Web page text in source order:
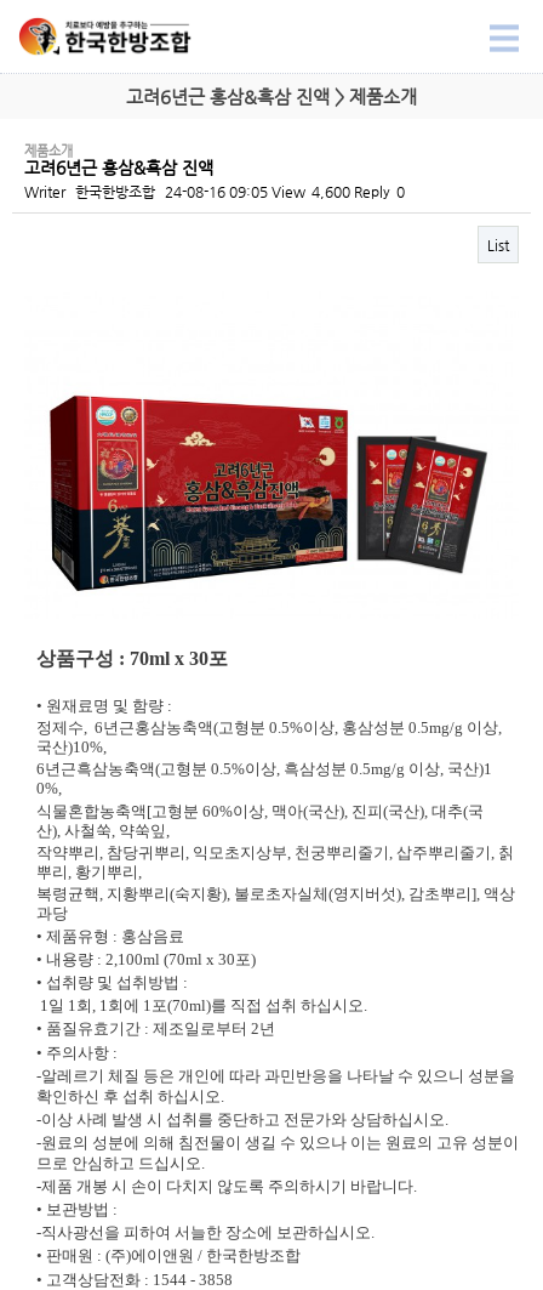
고려6년근 홍삼&흑삼 진액 > 제품소개
제품소개
고려6년근 홍삼&흑삼 진액
Writer 한국한방조합 24-08-16 09:05 View 4,600 Reply 0
List
상품구성 : 70ml x 30포
• 원재료명 및 함량 :
정제수, 6년근홍삼농축액(고형분 0.5%이상, 홍삼성분 0.5mg/g 이상,
국산)10%,
6년근흑삼농축액(고형분 0.5%이상, 흑삼성분 0.5mg/g 이상, 국산)1
0%,
식물혼합농축액[고형분 60%이상, 맥아(국산), 진피(국산), 대 추(국
산), 사철쑥, 약쑥잎,
작약뿌리, 참당귀뿌리, 익모초지상부, 천궁뿌리줄기, 삽주뿌리줄기, 칡
뿌리, 황기뿌리,
복령균핵, 지황뿌리(숙지황), 불로초자실체(영지버섯), 감초뿌리], 액상
과당
• 제품유형 : 홍삼음료
• 내용량 : 2,100ml (70ml x 30포)
• 섭취량 및 섭취방법 :
1일 1회, 1회에 1포(70ml)를 직접 섭취 하십시오.
• 품질유효기간 : 제조일로부터 2년
• 주의사항 :
-알레르기 체질 등은 개인에 따라 과민반응을 나타날 수 있으니 성분을
확인하신 후 섭취 하십시오.
-이상 사례 발생 시 섭취를 중단하고 전문가와 상담하십시오.
-원료의 성분에 의해 침전물이 생길 수 있으나 이는 원료의 고유 성분이
므로 안심하고 드십시오.
-제품 개봉 시 손이 다치지 않도록 주의하시기 바랍니다.
• 보관방법 :
-직사광선을 피하여 서늘한 장소에 보관하십시오.
• 판매원 : (주)에이앤원 / 한국한방조합
• 고객상담전화 : 1544 - 3858